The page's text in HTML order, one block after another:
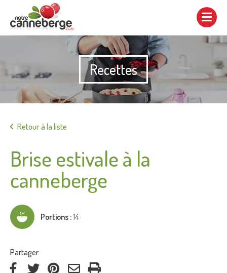
Afficher/cacher
navigation
Recettes
Retour à la liste
Brise estivale à la
canneberge
Portions :14
Partager: